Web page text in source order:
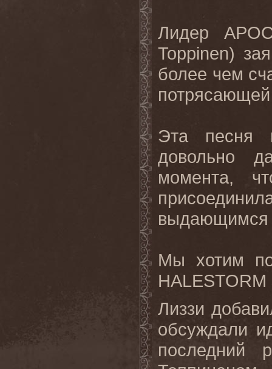
Лидер
Toppinen)
более чем
потрясающей
Эта песня
довольно
момента,
выдающимся
Мы хотим
HALESTORM
Лиззи
обсуждали
последний